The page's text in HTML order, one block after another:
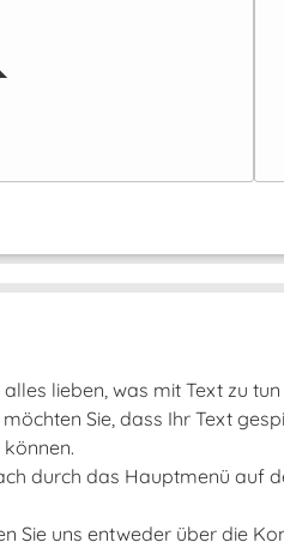
lieben, was mit Text zu tun
Sie, dass Ihr Text
durch das Hauptmenü auf
Sie uns entweder über die